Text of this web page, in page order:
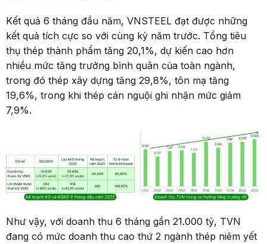
Kết quả 6 tháng đầu năm, VNSTEEL đạt được những
kết quả tích cực so với cùng kỳ năm trước. Tổng tiêu
thụ thép thành phẩm tăng 20,1%, dự kiến cao hơn
nhiều mức tăng trưởng bình quân của toàn ngành,
trong đó thép xây dựng tăng 29,8%, tôn mạ tăng
19,6%, trong khi thép cán nguội ghi nhận mức giảm
7,9%.
Như vậy, với doanh thu 6 tháng gần 21.000 tỷ, TVN
đang có mức doanh thu cao thứ 2 ngành thép niêm yết